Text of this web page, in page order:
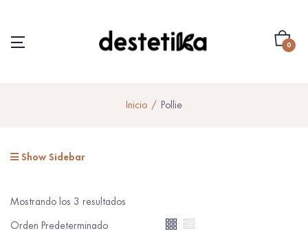
0
Inicio Pollie
Show Sidebar
Mostrando los 3 resultados